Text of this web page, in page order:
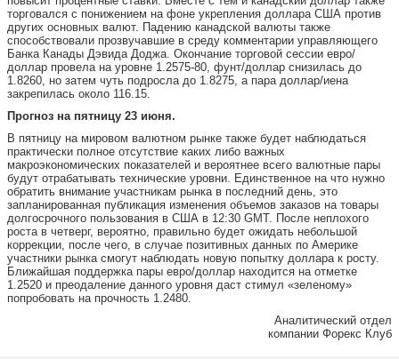
торговался с понижением на фоне укрепления доллара США против
других основных валют. Падению канадской валюты также
способствовали прозвучавшие в среду комментарии управляющего
Банка Канады Дэвида Доджа. Окончание торговой сессии евро/
доллар провела на уровне 1.2575-80, фунт/доллар снизилась до
1.8260, но затем чуть подросла до 1.8275, а пара доллар/иена
закрепилась около 116.15.
Прогноз на пятницу 23 июня.
В пятницу на мировом валютном рынке также будет наблюдаться
практически полное отсутствие каких либо важных
макроэкономических показателей и вероятнее всего валютные пары
будут отрабатывать технические уровни. Единственное на что нужно
обратить внимание участникам рынка в последний день, это
запланированная публикация изменения объемов заказов на товары
долгосрочного пользования в США в 12:30 GMT. После неплохого
роста в четверг, вероятно, правильно будет ожидать небольшой
коррекции, после чего, в случае позитивных данных по Америке
участники рынка смогут наблюдать новую попытку доллара к росту.
Ближайшая поддержка пары евро/доллар находится на отметке
1.2520 и преодаление данного уровня даст стимул «зеленому»
попробовать на прочность 1.2480.
Аналитический отдел
компании Форекс Клуб